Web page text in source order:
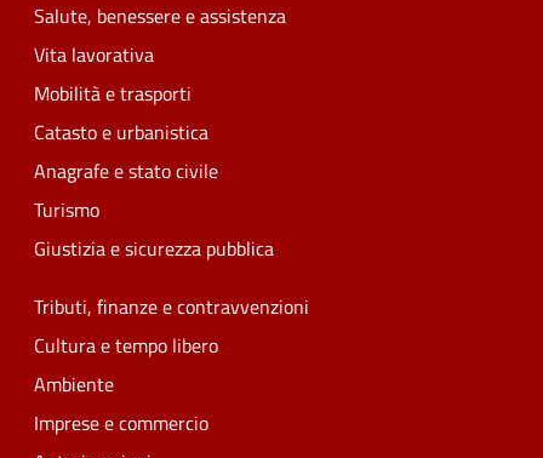
Salute, benessere e assistenza
Vita lavorativa
Mobilità e trasporti
Catasto e urbanistica
Anagrafe e stato civile
Turismo
Giustizia e sicurezza pubblica
Tributi, finanze e contravvenzioni
Cultura e tempo libero
Ambiente
Imprese e commercio